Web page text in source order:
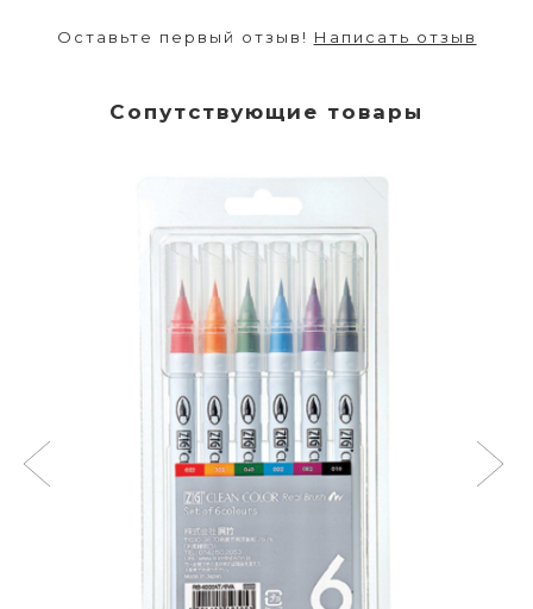
Оставьте первый отзыв! Написать отзыв
Сопутствующие товары